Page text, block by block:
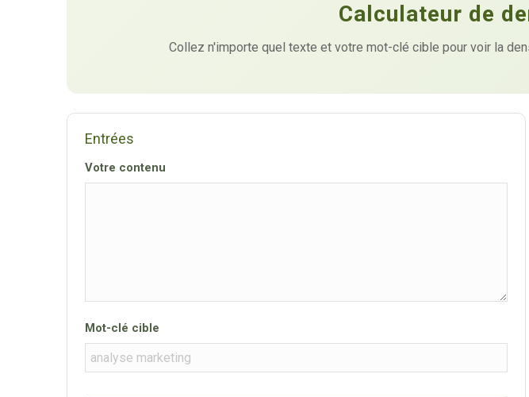
Calculateur de
Collez n'importe quel texte et votre mot-clé cible pour voir la
Entrées
Votre contenu
Mot-clé cible